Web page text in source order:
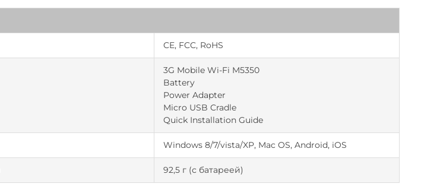
CE, FCC, RoHS
3G Mobile Wi-Fi M5350
Battery
Power Adapter
Micro USB Cradle
Quick Installation Guide
Windows 8/7/vista/XP, Mac OS, Android, iOS
92,5 г (с батареей)